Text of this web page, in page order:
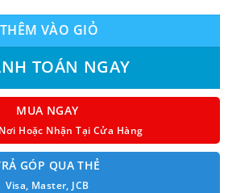
THÊM VÀO GIỎ
TOÁN NGAY
MUA NGAY
Hoặc Nhận Tại Cửa Hàng
GÓP QUA THẺ
Visa, Master, JCB